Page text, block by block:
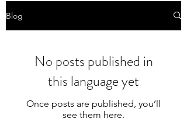
Blog
No posts published in
this language yet
Once posts are published, you’ll
see them here.